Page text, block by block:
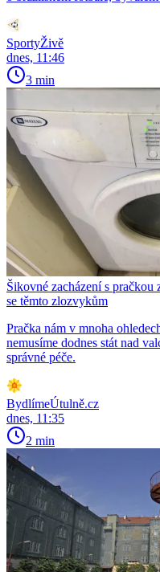
SportyŽivě
dnes, 11:46
3 min
Šikovné zacházení s
se těmto zlozvykům
Pračka nám v mnoha
nemusíme dodnes stát nad
správné péče.
BydlímeÚtulně.cz
dnes, 11:35
2 min